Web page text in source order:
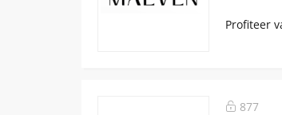
Profiteer
877